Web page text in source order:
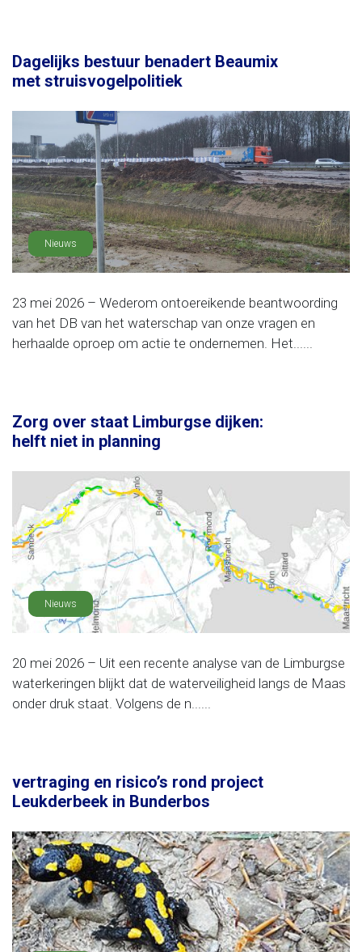
Dagelijks bestuur benadert Beaumix
met struisvogelpolitiek
Nieuws
23 mei 2026 – Wederom ontoereikende beantwoording
van het DB van het waterschap van onze vragen en
herhaalde oproep om actie te ondernemen. Het......
Zorg over staat Limburgse dijken:
helft niet in planning
Nieuws
20 mei 2026 – Uit een recente analyse van de Limburgse
waterkeringen blijkt dat de waterveiligheid langs de Maas
onder druk staat. Volgens de n......
vertraging en risico’s rond project
Leukderbeek in Bunderbos